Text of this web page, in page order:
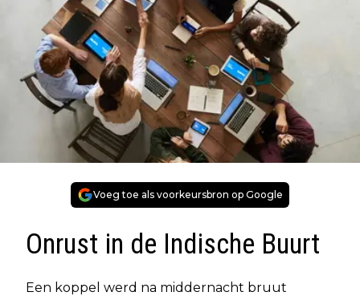
Voeg toe als voorkeursbron op Google
Onrust in de Indische Buurt
Een koppel werd na middernacht bruut